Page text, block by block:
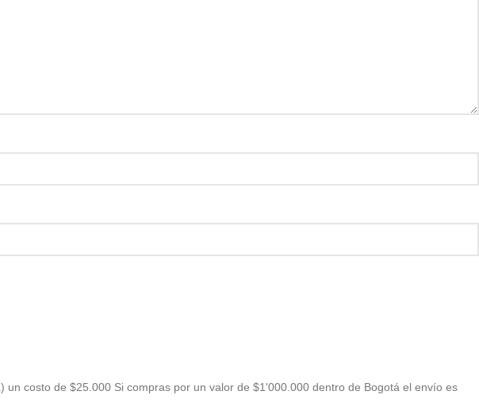
costo de $25.000 Si compras por un valor de $1'000.000 dentro de Bogotá el envío es